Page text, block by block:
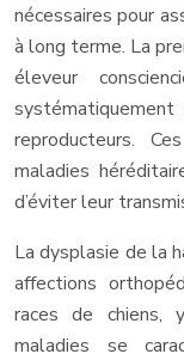
nécessaires pour
à long terme. La
éleveur
reproducteurs.
maladies
d’éviter leur
La dysplasie de la
affections
races de chiens,
maladies se